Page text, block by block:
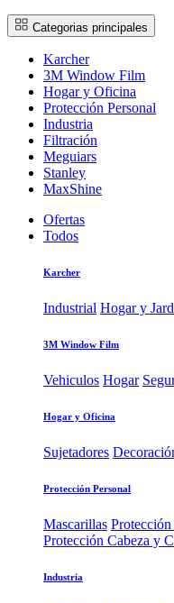
Categorias principales
Karcher
3M Window Film
Hogar y Oficina
Protección Personal
Industria
Filtración
Meguiars
Stanley
MaxShine
Ofertas
Todos
Karcher
Industrial Hogar y
3M Window Film
Vehiculos Hogar
Hogar y Oficina
Sujetadores
Protección Personal
Mascarillas
Protección Cabeza y
Industria